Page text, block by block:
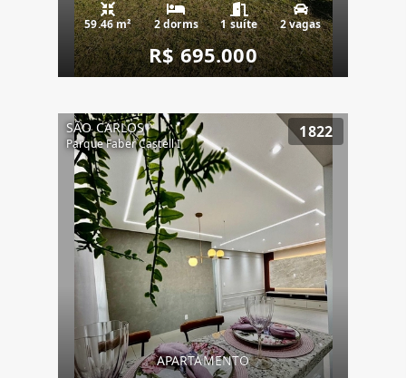
59.46 m² 2 dorms 1 suíte 2 vagas
R$ 695.000
SÃO CARLOS
Parque Faber Castell I
1822
APARTAMENTO